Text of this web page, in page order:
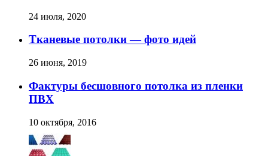
24 июля, 2020
Тканевые потолки — фото идей
26 июня, 2019
Фактуры бесшовного потолка из пленки
ПВХ
10 октября, 2016